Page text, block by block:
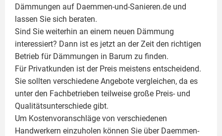
Dämmungen auf Daemmen-und-Sanieren.de und
lassen Sie sich beraten.
Sind Sie weiterhin an einem neuen Dämmung
interessiert? Dann ist es jetzt an der Zeit den richtigen
Betrieb für Dämmungen in Barum zu finden.
Für Privatkunden ist der Preis meistens entscheidend.
Sie sollten verschiedene Angebote vergleichen, da es
unter den Fachbetrieben teilweise große Preis- und
Qualitätsunterschiede gibt.
Um Kostenvoranschläge von verschiedenen
Handwerkern einzuholen können Sie über Daemmen-